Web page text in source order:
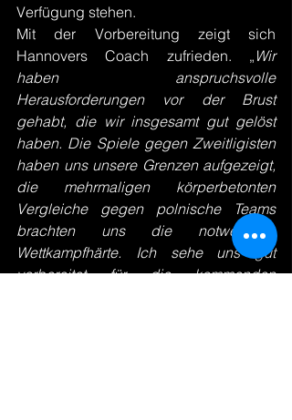
Verfügung stehen.
Mit der Vorbereitung zeigt sich
Hannovers Coach zufrieden. „ Wir
haben anspruchsvolle
Herausforderungen vor der Brust
gehabt, die wir insgesamt gut gelöst
haben. Die Spiele gegen Zweitligisten
haben uns unsere Grenzen aufgezeigt,
die mehrmaligen körperbetonten
Vergleiche gegen polnische Teams
brachten uns die notwendige
Wettkampfhärte. Ich sehe uns gut
vorbereitet für die kommenden